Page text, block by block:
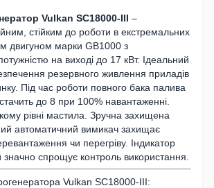
Vulkan SC18000-III –
стійким до роботи в екстремальних
двигуном марки GB1000 з
на виході до 17 кВт. Ідеальний
резервного живлення приладів
Під час роботи повного бака палива
до 8 при 100% навантаженні.
рівні мастила. Зручна захищена
автоматичний вимикач захищає
чи перегріву. Індикатор
значно спрощує контроль використання.
Vulkan SC18000-III: